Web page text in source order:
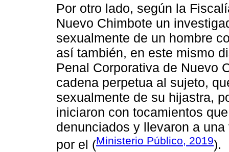
Por otro lado, según la
Nuevo Chimbote un
sexualmente de un hombre
así también, en este mismo
Penal Corporativa de Nuevo
cadena perpetua al sujeto,
sexualmente de su hijastra,
iniciaron con tocamientos
denunciados y llevaron a
por el (Ministerio Público, 2019).